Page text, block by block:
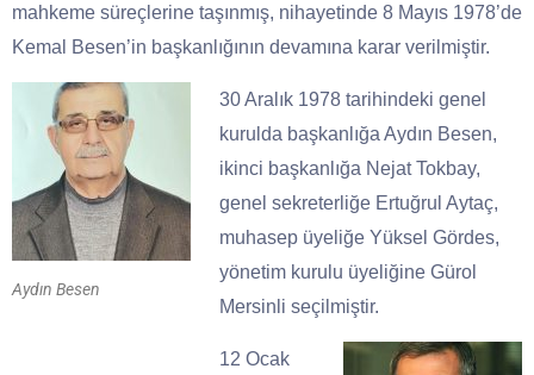
mahkeme süreçlerine taşınmış, nihayetinde 8 Mayıs 1978’de
Kemal Besen’in başkanlığının devamına karar verilmiştir.
Aydın Besen
30 Aralık 1978 tarihindeki genel
kurulda başkanlığa Aydın Besen,
ikinci başkanlığa Nejat Tokbay,
genel sekreterliğe Ertuğrul Aytaç,
muhasep üyeliğe Yüksel Gördes,
yönetim kurulu üyeliğine Gürol
Mersinli seçilmiştir.
12 Ocak